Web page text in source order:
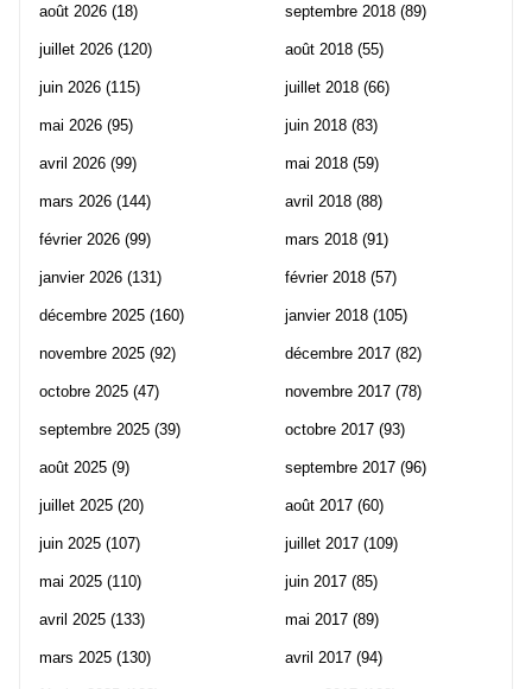
août 2026 (18)
juillet 2026 (120)
juin 2026 (115)
mai 2026 (95)
avril 2026 (99)
mars 2026 (144)
février 2026 (99)
janvier 2026 (131)
décembre 2025 (160)
novembre 2025 (92)
octobre 2025 (47)
septembre 2025 (39)
août 2025 (9)
juillet 2025 (20)
juin 2025 (107)
mai 2025 (110)
avril 2025 (133)
mars 2025 (130)
septembre 2018 (89)
août 2018 (55)
juillet 2018 (66)
juin 2018 (83)
mai 2018 (59)
avril 2018 (88)
mars 2018 (91)
février 2018 (57)
janvier 2018 (105)
décembre 2017 (82)
novembre 2017 (78)
octobre 2017 (93)
septembre 2017 (96)
août 2017 (60)
juillet 2017 (109)
juin 2017 (85)
mai 2017 (89)
avril 2017 (94)